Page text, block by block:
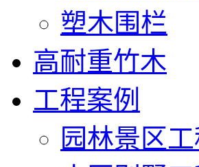
塑木围栏
高耐重竹木
工程案例
园林景区